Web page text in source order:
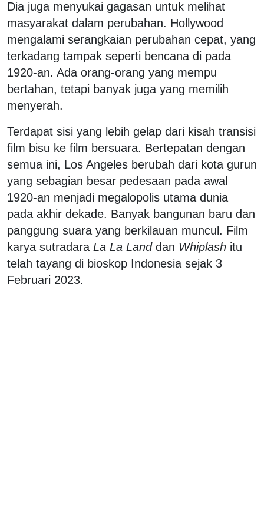
Dia juga menyukai gagasan untuk melihat
masyarakat dalam perubahan. Hollywood
mengalami serangkaian perubahan cepat, yang
terkadang tampak seperti bencana di pada
1920-an. Ada orang-orang yang mempu
bertahan, tetapi banyak juga yang memilih
menyerah.
Terdapat sisi yang lebih gelap dari kisah transisi
film bisu ke film bersuara. Bertepatan dengan
semua ini, Los Angeles berubah dari kota gurun
yang sebagian besar pedesaan pada awal
1920-an menjadi megalopolis utama dunia
pada akhir dekade. Banyak bangunan baru dan
panggung suara yang berkilauan muncul. Film
karya sutradara La La Landdan Whiplash itu
telah tayang di bioskop Indonesia sejak 3
Februari 2023.